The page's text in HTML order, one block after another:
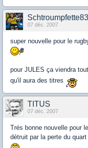
Schtroumpfette83
07 déc. 2007
super nouvelle pour le
pour JULES ça viendra
qu'il aura des titres
TITUS
07 déc. 2007
Trés bonne nouvelle pour
détruit par la perte du